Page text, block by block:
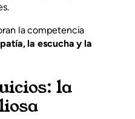
la competencia
la escucha y la
la